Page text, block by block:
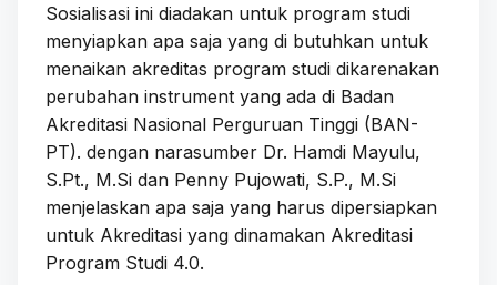
Sosialisasi ini diadakan untuk program studi
menyiapkan apa saja yang di butuhkan untuk
menaikan akreditas program studi dikarenakan
perubahan instrument yang ada di Badan
Akreditasi Nasional Perguruan Tinggi (BAN-
PT). dengan narasumber Dr. Hamdi Mayulu,
S.Pt., M.Si dan Penny Pujowati, S.P., M.Si
menjelaskan apa saja yang harus dipersiapkan
untuk Akreditasi yang dinamakan Akreditasi
Program Studi 4.0.